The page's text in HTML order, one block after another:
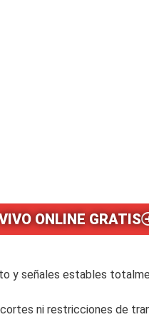
ONLINE GRATIS
y señales estables
ni restricciones de